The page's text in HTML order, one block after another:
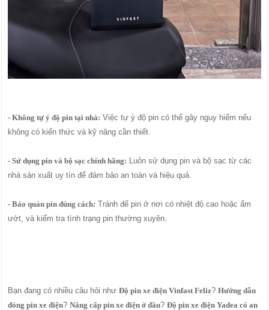
- Không tự ý độ pin tại nhà: Việc tự ý độ pin có thể gây nguy hiểm nếu
không có kiến thức và kỹ năng cần thiết.
- Sử dụng pin và bộ sạc chính hãng: Luôn sử dụng pin và bộ sạc từ các
nhà sản xuất uy tín để đảm bảo an toàn và hiệu quả.
- Bảo quản pin đúng cách: Tránh để pin ở nơi có nhiệt độ cao hoặc ẩm
ướt, và kiểm tra tình trạng pin thường xuyên.
Bạn đang có nhiều câu hỏi nhưĐộ pin xe điện Vinfast Feliz?Hướng dẫn
đóng pin xe điện?Nâng cấp pin xe điện ở đâu?Độ pin xe điện Yadea có an